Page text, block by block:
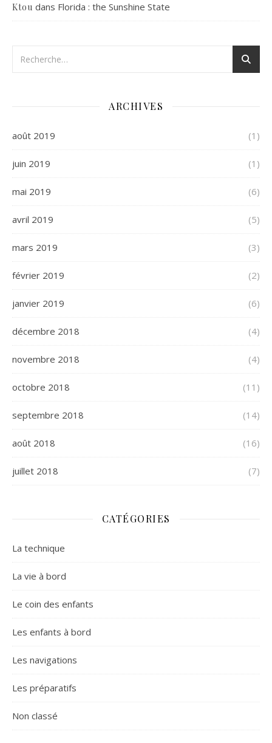
Ktou dans Florida : the Sunshine State
ARCHIVES
août 2019 (1)
juin 2019 (1)
mai 2019 (6)
avril 2019 (5)
mars 2019 (3)
février 2019 (2)
janvier 2019 (6)
décembre 2018 (4)
novembre 2018 (4)
octobre 2018 (11)
septembre 2018 (14)
août 2018 (16)
juillet 2018 (7)
CATÉGORIES
La technique
La vie à bord
Le coin des enfants
Les enfants à bord
Les navigations
Les préparatifs
Non classé